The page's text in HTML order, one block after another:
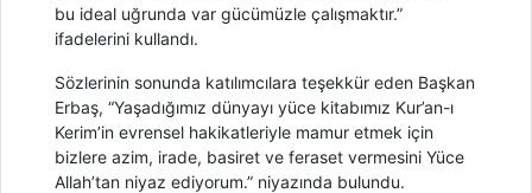
bu ideal uğrunda var gücümüzle çalışmaktır.”
ifadelerini kullandı.
Sözlerinin sonunda katılımcılara teşekkür eden Başkan
Erbaş, “Yaşadığımız dünyayı yüce kitabımız Kur’an-ı
Kerim’in evrensel hakikatleriyle mamur etmek için
bizlere azim, irade, basiret ve feraset vermesini Yüce
Allah’tan niyaz ediyorum.” niyazında bulundu.